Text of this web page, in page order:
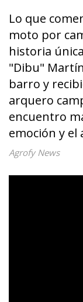
Lo que
moto por
historia
"Dibu"
barro y
arquero
encuentro
emoción y el
Agrofy News